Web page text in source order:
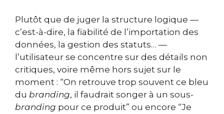
Plutôt que de juger la structure logique —
c’est-à-dire, la fiabilité de l’importation des
données, la gestion des statuts… —
l’utilisateur se concentre sur des détails non
critiques, voire même hors sujet sur le
moment : “On retrouve trop souvent ce bleu
du branding, il faudrait songer à un sous-
branding pour ce produit” ou encore “Je